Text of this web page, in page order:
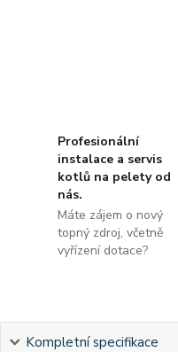
Profesionální
instalace a servis
kotlů na pelety od
nás.
Máte zájem o nový
topný zdroj, včetně
vyřízení dotace?
Kompletní specifikace